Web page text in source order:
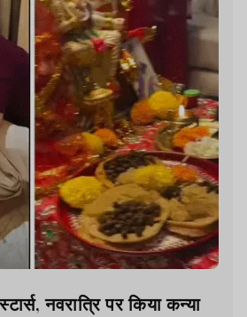
नवरात्रि पर किया कन्या